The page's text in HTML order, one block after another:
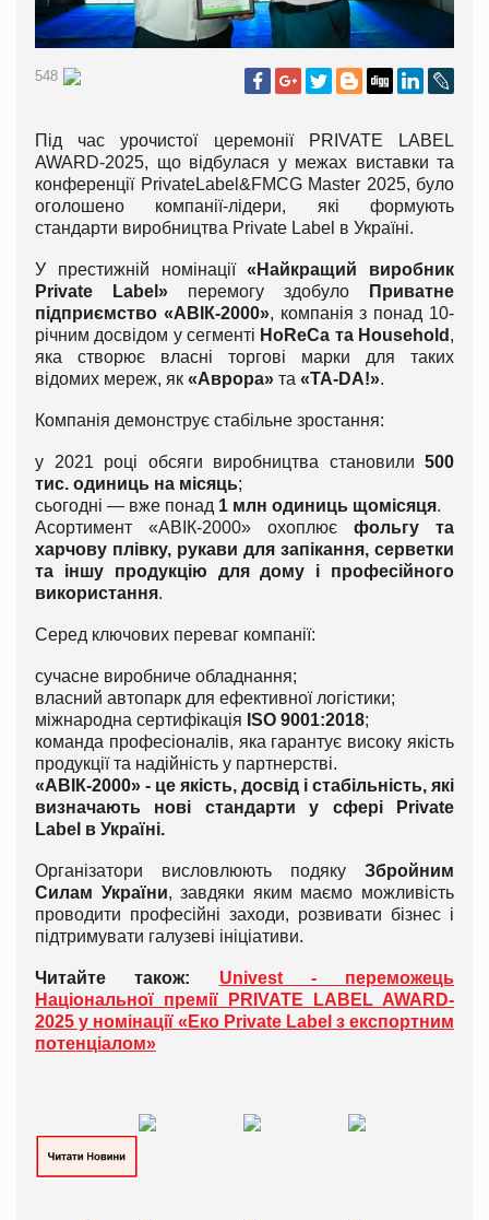
548
Під час урочистої церемонії PRIVATE LABEL
AWARD-2025, що відбулася у межах виставки та
конференції PrivateLabel&FMCG Master 2025, було
оголошено компанії-лідери, які формують
стандарти виробництва Private Label в Україні.
У престижній номінації«Найкращий виробник
Private Label» перемогу здобуло
Приватне
підприємство «АВІК-2000», компанія з понад 10-
річним досвідом у сегменті HoReCa та Household ,
яка створює власні торгові марки для таких
відомих мереж, як «Аврора» та «ТА-DА!».
Компанія демонструє стабільне зростання:
у 2021 році обсяги виробництва становили 500
тис. одиниць на місяць;
сьогодні — вже понад 1 млн одиниць щомісяця.
Асортимент «АВІК-2000» охоплює фольгу та
харчову плівку, рукави для запікання, серветки
та іншу продукцію для дому і професійного
використання.
Серед ключових переваг компанії:
сучасне виробниче обладнання;
власний автопарк для ефективної логістики;
міжнародна сертифікація ISO 9001:2018;
команда професіоналів, яка гарантує високу якість
продукції та надійність у партнерстві.
«АВІК-2000» - це якість, досвід і стабільність, які
визначають нові стандарти у сфері Private
Label в Україні.
Організатори висловлюють подяку Збройним
Силам України, завдяки яким маємо можливість
проводити професійні заходи, розвивати бізнес і
підтримувати галузеві ініціативи.
Читайте також: Univest - переможець
Національної премії PRIVATE LABEL AWARD-
2025 у номінації «Еко Private Label з експортним
потенціалом»